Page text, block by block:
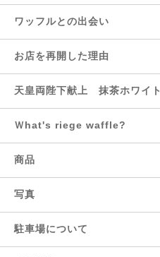
ワッフルとの出会い
お店を再開した理由
天皇両陛下献上 抹茶ホワイト
Ｗhat's riege waffle?
商品
写真
駐車場について